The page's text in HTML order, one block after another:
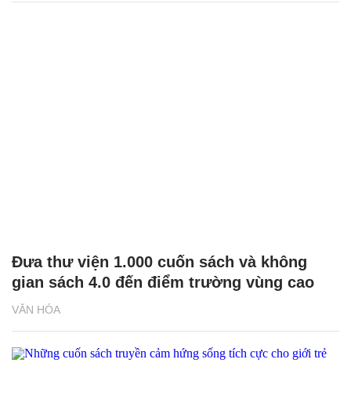
VĂN HÓA
Đưa thư viện 1.000 cuốn sách và không
gian sách 4.0 đến điểm trường vùng cao